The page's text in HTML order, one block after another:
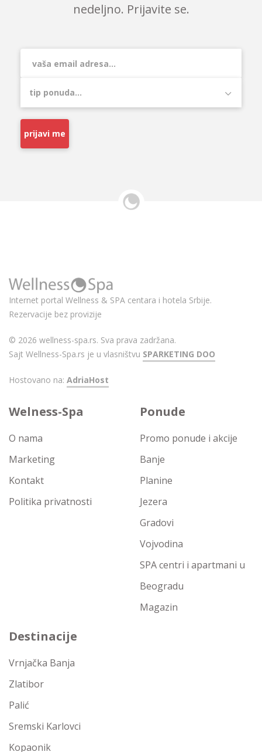
nedeljno. Prijavite se.
prijavi me
Internet portal Wellness & SPA centara i hotela Srbije.
Rezervacije bez provizije
© 2026 wellness-spa.rs. Sva prava zadržana.
Sajt Wellness-Spa.rs je u vlasništvu SPARKETING DOO
Hostovano na: AdriaHost
Welness-Spa
O nama
Marketing
Kontakt
Politika privatnosti
Ponude
Promo ponude i akcije
Banje
Planine
Jezera
Gradovi
Vojvodina
SPA centri i apartmani u
Beogradu
Magazin
Destinacije
Vrnjačka Banja
Zlatibor
Palić
Sremski Karlovci
Kopaonik